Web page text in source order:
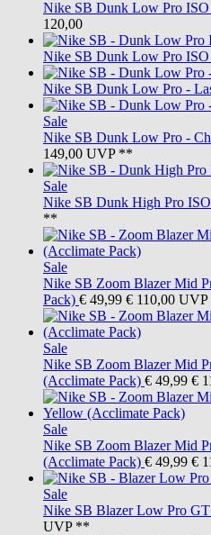
Nike SB Dunk Low Pro
120,00
Nike SB Dunk Low Pro ISO
Nike SB Dunk Low Pro -
Sale
Nike SB Dunk Low Pro -
149,00 UVP **
Sale
Nike SB Dunk High Pro
**
Sale
Nike SB Zoom Blazer Mid
Pack) € 49,99 € 110,00
Sale
Nike SB Zoom Blazer Mid
(Acclimate Pack) € 49,99 €
Sale
Nike SB Zoom Blazer Mid
(Acclimate Pack) € 49,99 €
Sale
Nike SB Blazer Low Pro
UVP **